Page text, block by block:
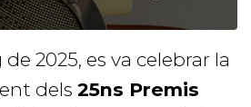
2025, es va celebrar la
dels 25ns Premis